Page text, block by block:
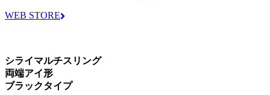
WEB STORE
シライマルチスリング
両端アイ形
ブラックタイプ